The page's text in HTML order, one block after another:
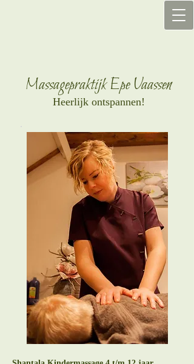
Massagepraktijk Epe Vaassen
Heerlijk ontspannen!